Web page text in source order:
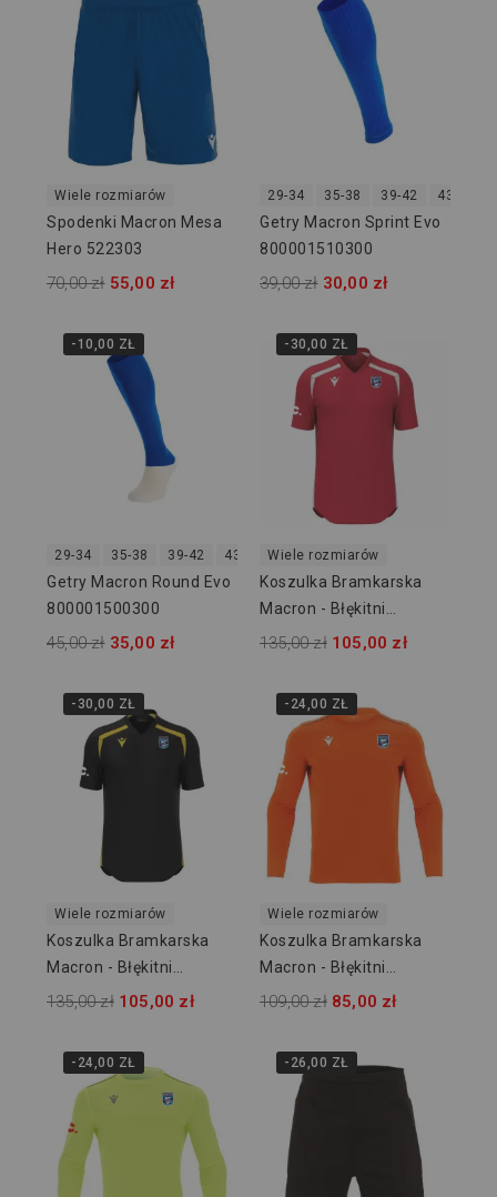
Wiele rozmiarów
Spodenki Macron Mesa
Hero 522303
70,00 zł 55,00 zł
29-34 35-38 39-42 43-46
Getry Macron Sprint Evo
800001510300
39,00 zł 30,00 zł
-10,00 ZŁ
29-34 35-38 39-42 43-46 47-50
Getry Macron Round Evo
800001500300
45,00 zł 35,00 zł
-30,00 ZŁ
Wiele rozmiarów
Koszulka Bramkarska
Macron - Błękitni
Owińska
135,00 zł 105,00 zł
-30,00 ZŁ
Wiele rozmiarów
Koszulka Bramkarska
Macron - Błękitni
Owińska
135,00 zł 105,00 zł
-24,00 ZŁ
Wiele rozmiarów
Koszulka Bramkarska
Macron - Błękitni
Owińska
109,00 zł 85,00 zł
-24,00 ZŁ -26,00 ZŁ